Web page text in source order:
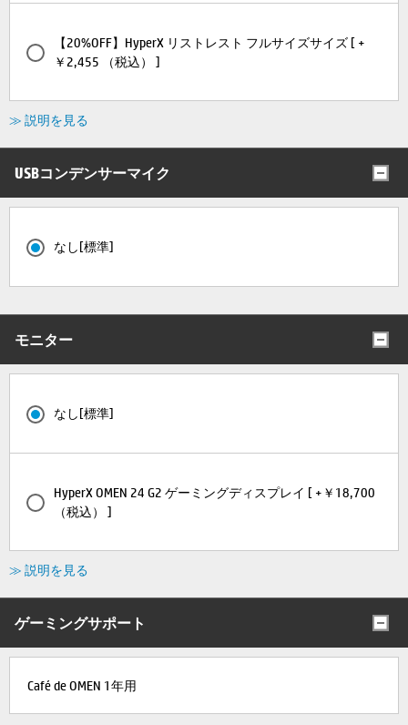
【20%OFF】HyperX リストレスト フルサイズサイズ [ +
￥2,455 （税込） ]
≫ 説明を見る
USBコンデンサーマイク
なし[標準]
モニター
なし[標準]
HyperX OMEN 24 G2 ゲーミングディスプレイ [ +￥18,700
（税込） ]
≫ 説明を見る
ゲーミングサポート
Café de OMEN 1年用